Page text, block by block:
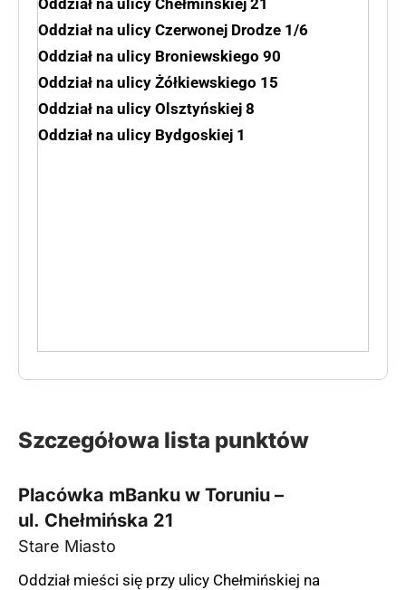
Oddział na ulicy Czerwonej Drodze 1/6
Oddział na ulicy Broniewskiego 90
Oddział na ulicy Żółkiewskiego 15
Oddział na ulicy Olsztyńskiej 8
Oddział na ulicy Bydgoskiej 1
Szczegółowa lista punktów
Placówka mBanku w Toruniu –
ul. Chełmińska 21
Stare Miasto
Oddział mieści się przy ulicy Chełmińskiej na